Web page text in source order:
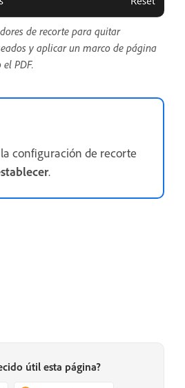
de recorte para quitar
y aplicar un marco de página
PDF.
configuración de recorte
.
útil esta página?